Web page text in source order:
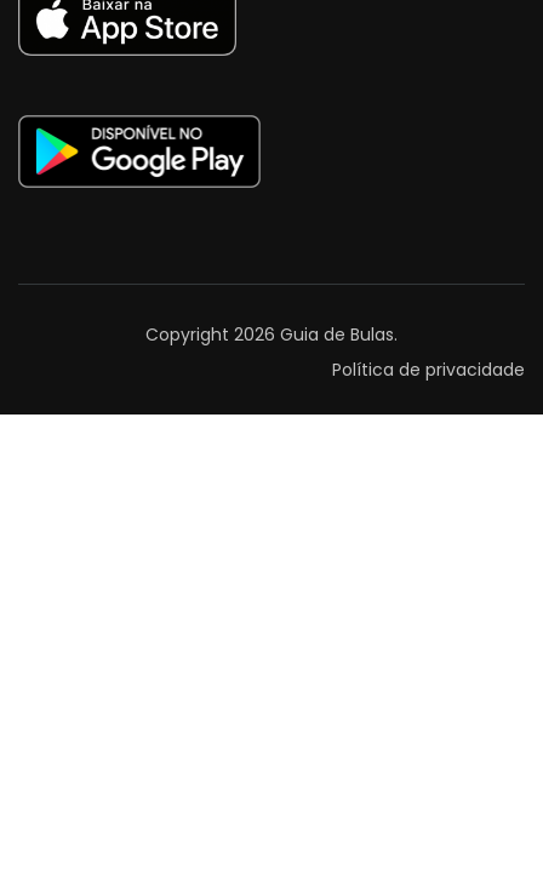
Copyright 2026 Guia de Bulas.
Política de privacidade